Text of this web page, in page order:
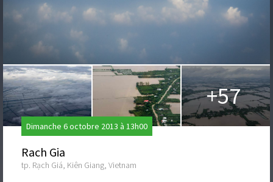
+57
Dimanche 6 octobre 2013 à 13h00
Rach Gia
tp. Rạch Giá, Kiên Giang, Vietnam